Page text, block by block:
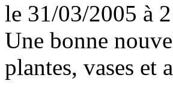
le 31/03/2005 à
Une bonne
plantes, vases et